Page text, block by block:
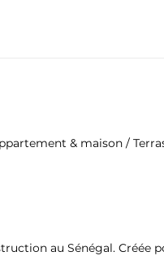
& maison /
au Sénégal. Créée